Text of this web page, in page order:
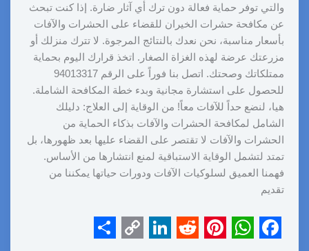
والتي توفر حماية فعالة دون ترك أي آثار ضارة. إذا كنت تبحث
عن مكافحة حشرات الخيران للقضاء على الحشرات والآفات
بأسعار مناسبة، نحن نعدك بالنتائج المرجوة. لا تترك منزلك أو
مزرعتك عرضة لهذه الغزاة الصغار. اتخذ قرارك اليوم بحماية
ممتلكاتك وصحتك. اتصل بنا فوراً على الرقم 94013317
للحصول على استشارة مجانية وبدء خطة المكافحة الشاملة.
هيا، لنضع حداً للآفات معاً! من الوقاية إلى العلاج: دليلك
الشامل لمكافحة الحشرات والآفات بذكاء الحماية من
الحشرات والآفات لا تقتصر على القضاء عليها بعد ظهورها، بل
تمتد لتشمل الوقاية الاستباقية لمنع انتشارها من الأساس.
فهمنا العميق لسلوكيات الآفات ودورات حياتها يمكننا من
تقديم